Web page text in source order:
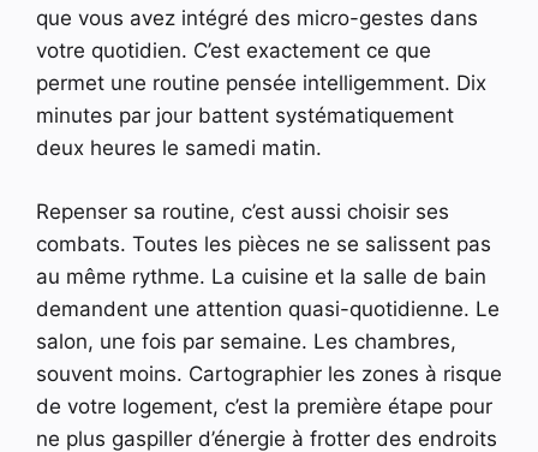
que vous avez intégré des micro-gestes dans
votre quotidien. C’est exactement ce que
permet une routine pensée intelligemment. Dix
minutes par jour battent systématiquement
deux heures le samedi matin.
Repenser sa routine, c’est aussi choisir ses
combats. Toutes les pièces ne se salissent pas
au même rythme. La cuisine et la salle de bain
demandent une attention quasi-quotidienne. Le
salon, une fois par semaine. Les chambres,
souvent moins. Cartographier les zones à risque
de votre logement, c’est la première étape pour
ne plus gaspiller d’énergie à frotter des endroits